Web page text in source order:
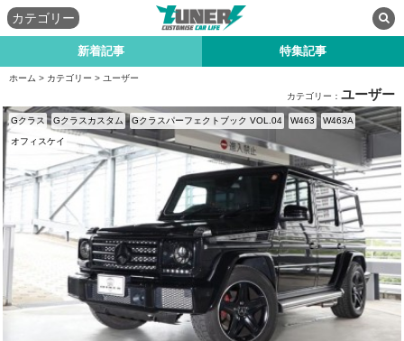
カテゴリー
新着記事 特集記事
ホーム > カテゴリー > ユーザー
カテゴリー： ユーザー
Gクラス Gクラスカスタム Gクラスパーフェクトブック VOL.04 W463 W463A
オフィスケイ